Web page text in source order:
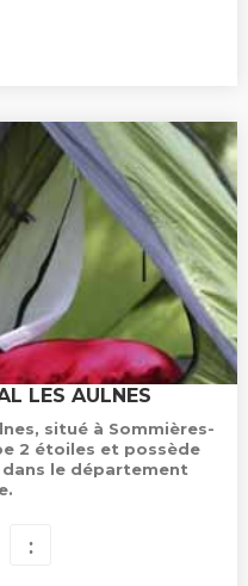
LES AULNES
situé à Sommières-
2 étoiles et possède
le département